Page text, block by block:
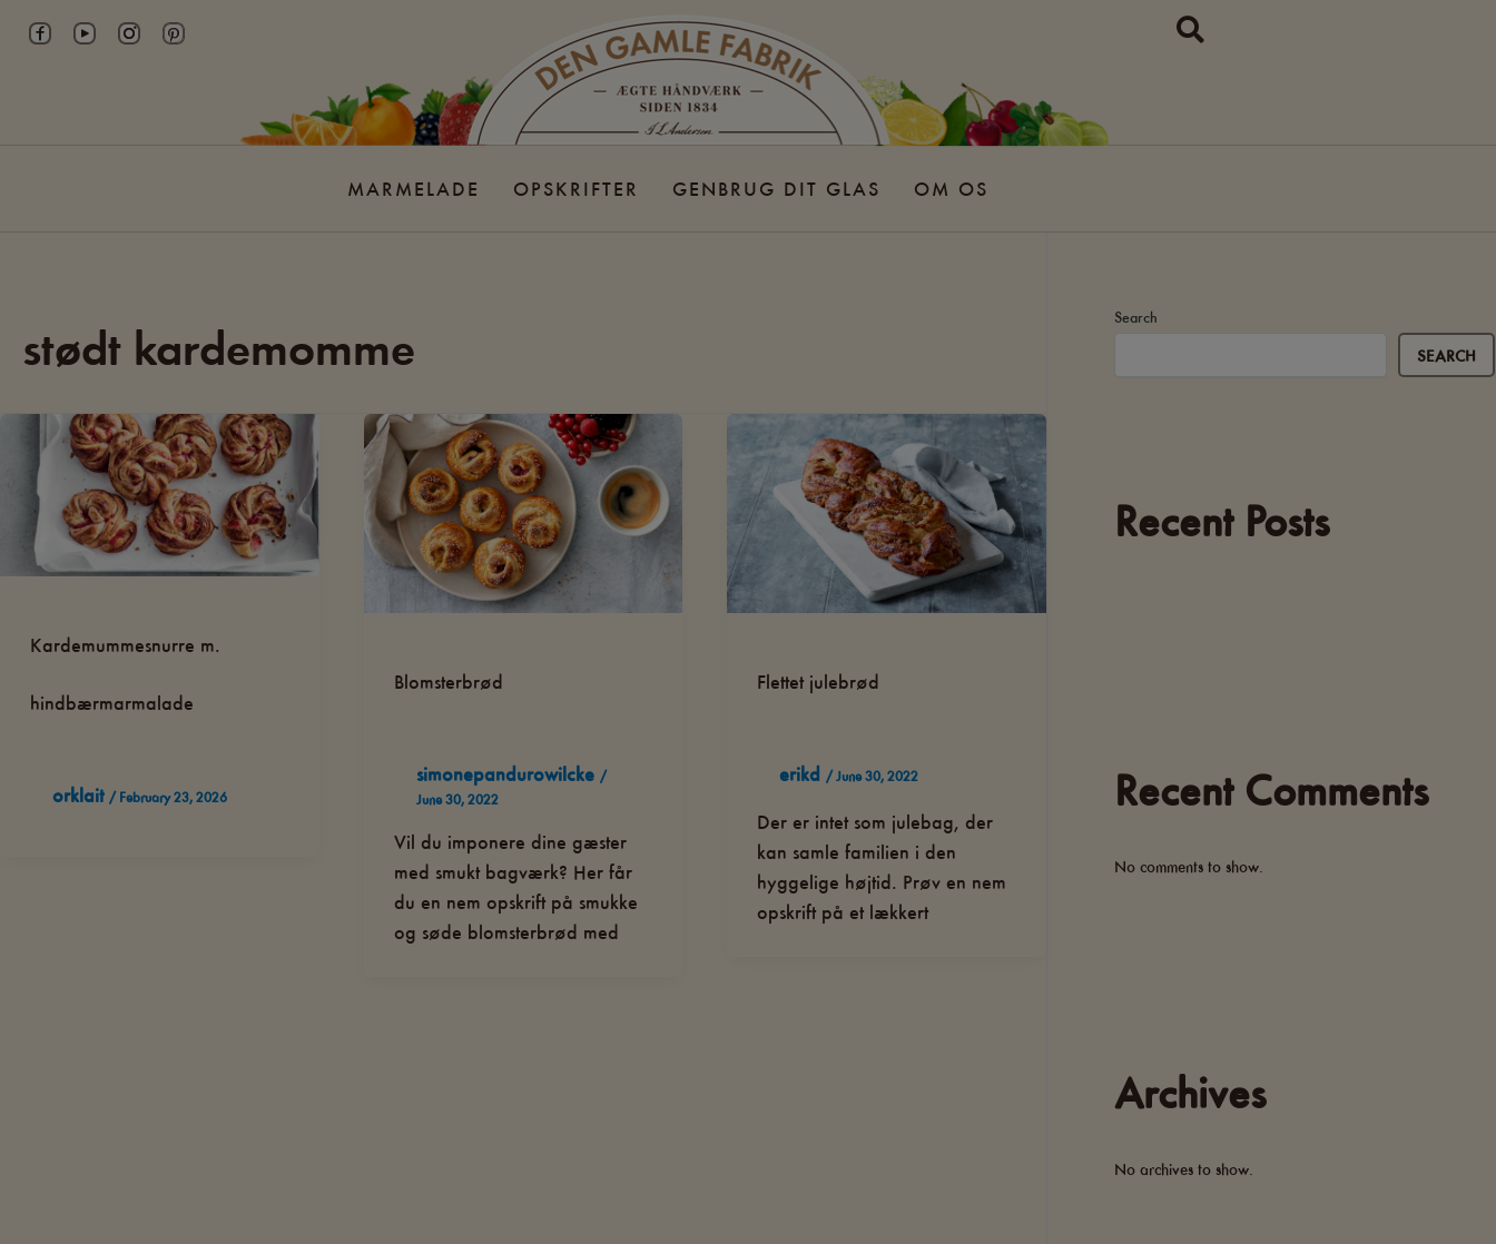
MARMELADE OPSKRIFTER GENBRUG DIT GLAS OM OS
stødt kardemomme
Kardemummesnurre m.
hindbærmarmalade
orklait /February 23, 2026
Blomsterbrød
simonepandurowilcke /
June 30, 2022
Vil du imponere dine gæster
med smukt bagværk? Her får
du en nem opskrift på smukke
og søde blomsterbrød med
Flettet julebrød
erikd /June 30, 2022
Der er intet som julebag, der
kan samle familien i den
hyggelige højtid. Prøv en nem
opskrift på et lækkert
Search
SEARCH
Recent Posts
Recent Comments
No comments to show.
Archives
No archives to show.